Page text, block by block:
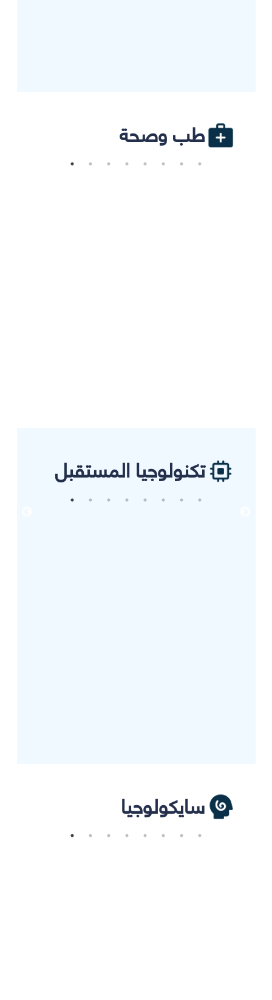
طب وصحة
تكنولوجيا المستقبل
سايكولوجيا